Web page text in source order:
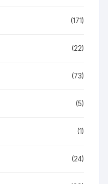
(171)
(22)
(73)
(5)
(1)
(24)